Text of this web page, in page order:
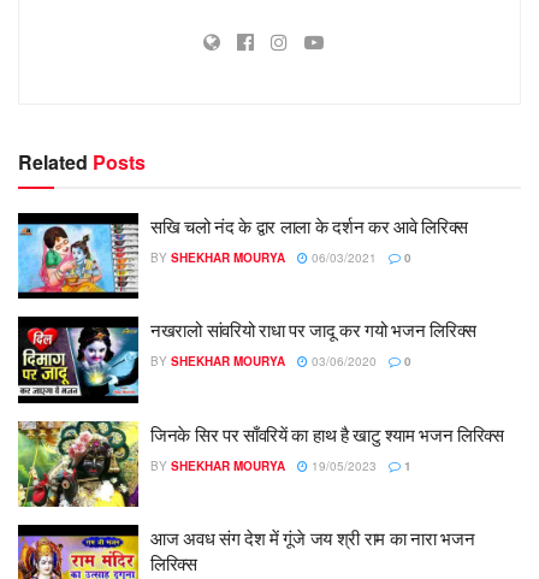
Related Posts
सखि चलो नंद के द्वार लाला के दर्शन कर आवे लिरिक्स
BY SHEKHAR MOURYA 06/03/2021 0
नखरालो सांवरियो राधा पर जादू कर गयो भजन लिरिक्स
BY SHEKHAR MOURYA 03/06/2020 0
जिनके सिर पर साँवरियें का हाथ है खाटु श्याम भजन लिरिक्स
BY SHEKHAR MOURYA 19/05/2023 1
आज अवध संग देश में गूंजे जय श्री राम का नारा भजन
लिरिक्स